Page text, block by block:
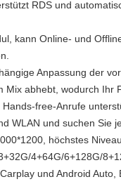
RDS und
kann Online- und
Anpassung der
Mix abhebt, wodurch Ihr
free-Anrufe
WLAN und suchen Sie
höchstes
4+64G/6+128G/
und Android